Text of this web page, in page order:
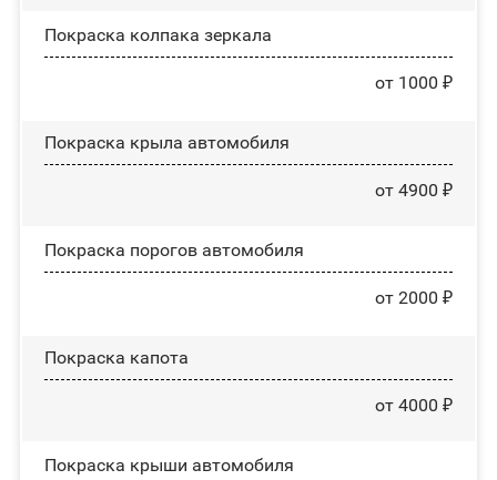
Покраска колпака зеркала
от 1000 ₽
Покраска крыла автомобиля
от 4900 ₽
Покраска порогов автомобиля
от 2000 ₽
Покраска капота
от 4000 ₽
Покраска крыши автомобиля